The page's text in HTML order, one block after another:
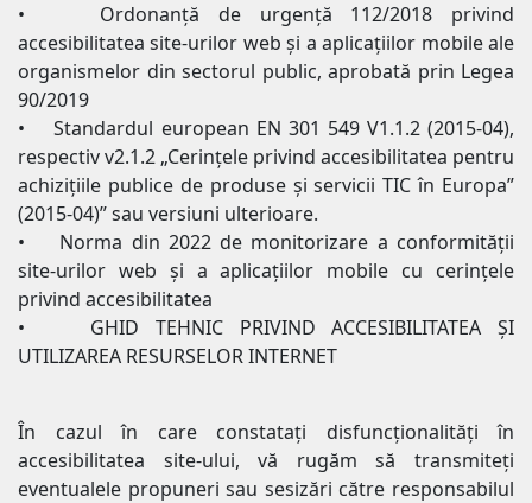
• Ordonanță de urgență 112/2018 privind
accesibilitatea site-urilor web şi a aplicaţiilor mobile ale
organismelor din sectorul public, aprobată prin Legea
90/2019
• Standardul european EN 301 549 V1.1.2 (2015-04),
respectiv v2.1.2 „Cerinţele privind accesibilitatea pentru
achiziţiile publice de produse şi servicii TIC în Europa”
(2015-04)” sau versiuni ulterioare.
• Norma din 2022 de monitorizare a conformităţii
site-urilor web şi a aplicaţiilor mobile cu cerinţele
privind accesibilitatea
• GHID TEHNIC PRIVIND ACCESIBILITATEA ȘI
UTILIZAREA RESURSELOR INTERNET
În cazul în care constatați disfuncționalități în
accesibilitatea site-ului, vă rugăm să transmiteți
eventualele propuneri sau sesizări către responsabilul